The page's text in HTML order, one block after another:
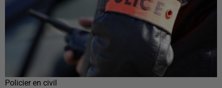
Policier en civil